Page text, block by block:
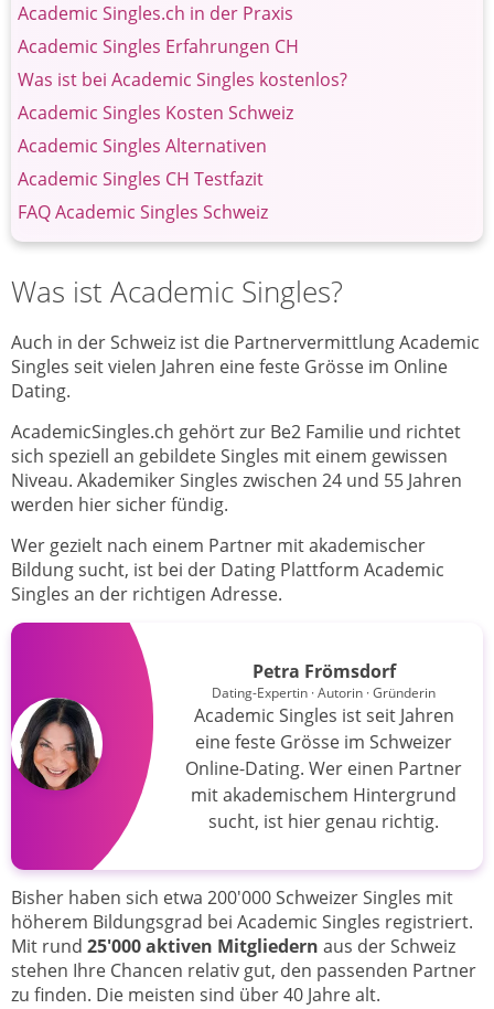
Academic Singles.ch in der Praxis
Academic Singles Erfahrungen CH
Was ist bei Academic Singles kostenlos?
Academic Singles Kosten Schweiz
Academic Singles Alternativen
Academic Singles CH Testfazit
FAQ Academic Singles Schweiz
Was ist Academic Singles?
Auch in der Schweiz ist die Partnervermittlung Academic
Singles seit vielen Jahren eine feste Grösse im Online
Dating.
AcademicSingles.ch gehört zur Be2 Familie und richtet
sich speziell an gebildete Singles mit einem gewissen
Niveau. Akademiker Singles zwischen 24 und 55 Jahren
werden hier sicher fündig.
Wer gezielt nach einem Partner mit akademischer
Bildung sucht, ist bei der Dating Plattform Academic
Singles an der richtigen Adresse.
Petra Frömsdorf
Dating-Expertin · Autorin · Gründerin
Academic Singles ist seit Jahren
eine feste Grösse im Schweizer
Online-Dating. Wer einen Partner
mit akademischem Hintergrund
sucht, ist hier genau richtig.
Bisher haben sich etwa 200'000 Schweizer Singles mit
höherem Bildungsgrad bei Academic Singles registriert.
Mit rund 25'000aktiven Mitgliedern aus der Schweiz
stehen Ihre Chancen relativ gut, den passenden Partner
zu finden. Die meisten sind über 40 Jahre alt.